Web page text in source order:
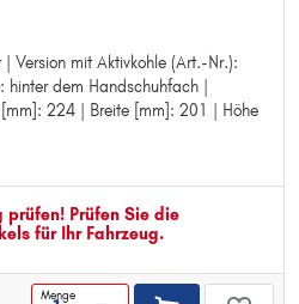
Version mit Aktivkohle (Art.-Nr.):
dem Handschuhfach |
224 | Breite [mm]: 201 | Höhe
CUK 23 019/1
prüfen! Prüfen Sie die
für Ihr Fahrzeug.
Menge